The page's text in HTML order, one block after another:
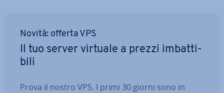
Novità: offerta VPS
Il tuo server virtuale a prezzi im­bat­ti­
bi­li
Prova il nostro VPS. I primi 30 giorni sono in